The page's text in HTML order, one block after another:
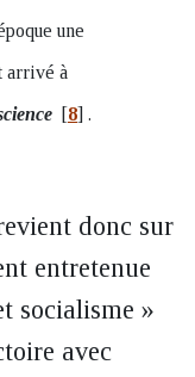
une
arrivé à
[8] .
donc sur
entretenue
socialisme »
avec